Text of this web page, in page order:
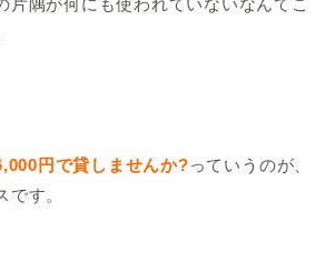
円で貸しませんか?っていうのが、
です。